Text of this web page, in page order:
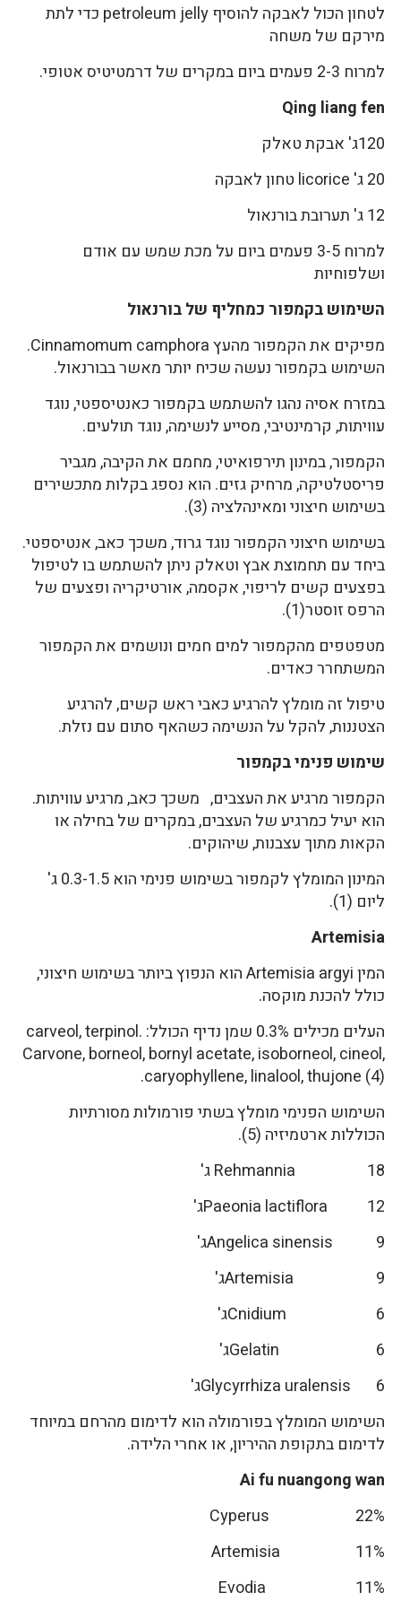
לטחון הכול לאבקה להוסיף petroleum jelly כדי לתת
מירקם של משחה
למרוח 2-3 פעמים ביום במקרים של דרמטיטיס אטופי.
Qing liang fen
120ג' אבקת טאלק
20 ג' licorice טחון לאבקה
12 ג' תערובת בורנאול
למרוח 3-5 פעמים ביום על מכת שמש עם אודם
ושלפוחיות
השימוש בקמפור כמחליף של בורנאול
מפיקים את הקמפור מהעץ Cinnamomum camphora.
השימוש בקמפור נעשה שכיח יותר מאשר בבורנאול.
במזרח אסיה נהגו להשתמש בקמפור כאנטיספטי, נוגד
עוויתות, קרמינטיבי, מסייע לנשימה, נוגד תולעים.
הקמפור, במינון תירפואיטי, מחמם את הקיבה, מגביר
פריסטלטיקה, מרחיק גזים. הוא נספג בקלות מתכשירים
בשימוש חיצוני ומאינהלציה (3).
בשימוש חיצוני הקמפור נוגד גרוד, משכך כאב, אנטיספטי.
ביחד עם תחמוצת אבץ וטאלק ניתן להשתמש בו לטיפול
בפצעים קשים לריפוי, אקסמה, אורטיקריה ופצעים של
הרפס זוסטר(1).
מטפטפים מהקמפור למים חמים ונושמים את הקמפור
המשתחרר כאדים.
טיפול זה מומלץ להרגיע כאבי ראש קשים, להרגיע
הצטננות, להקל על הנשימה כשהאף סתום עם נזלת.
שימוש פנימי בקמפור
הקמפור מרגיע את העצבים, משכך כאב, מרגיע עוויתות.
הוא יעיל כמרגיע של העצבים, במקרים של בחילה או
הקאות מתוך עצבנות, שיהוקים.
המינון המומלץ לקמפור בשימוש פנימי הוא 0.3-1.5 ג'
ליום (1).
Artemisia
המין Artemisia argyi הוא הנפוץ ביותר בשימוש חיצוני,
כולל להכנת מוקסה.
העלים מכילים 0.3% שמן נדיף הכולל: carveol, terpinol.
Carvone, borneol, bornyl acetate, isoborneol, cineol,
caryophyllene, linalool, thujone (4).
השימוש הפנימי מומלץ בשתי פורמולות מסורתיות
הכוללות ארטמיזיה (5).
Rehmannia 18 ג'
Paeonia lactiflora 12ג'
Angelica sinensis 9ג'
Artemisia 9ג'
Cnidium 6ג'
Gelatin 6ג'
Glycyrrhiza uralensis 6ג'
השימוש המומלץ בפורמולה הוא לדימום מהרחם במיוחד
לדימום בתקופת ההיריון, או אחרי הלידה.
Ai fu nuangong wan
Cyperus 22%
Artemisia 11%
Evodia 11%